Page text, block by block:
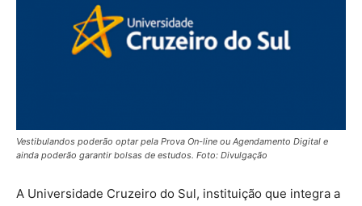
Vestibulandos poderão optar pela Prova On-line ou Agendamento Digital e
ainda poderão garantir bolsas de estudos. Foto: Divulgação
A Universidade Cruzeiro do Sul, instituição que integra a